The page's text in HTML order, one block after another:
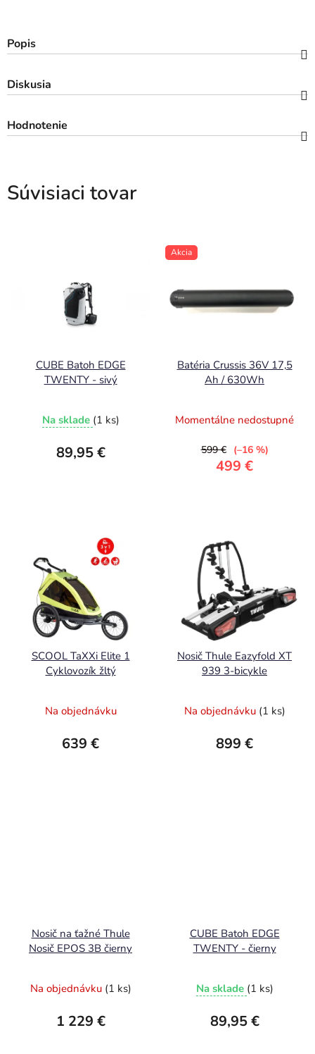
Popis
Diskusia
Hodnotenie
Súvisiaci tovar
CUBE Batoh EDGE
TWENTY - sivý
Na sklade (1 ks)
89,95 €
Akcia
Batéria Crussis 36V 17,5
Ah / 630Wh
Momentálne nedostupné
499 €
599 € (–16 %)
SCOOL TaXXi Elite 1
Cyklovozík žltý
Na objednávku
639 €
Nosič Thule Eazyfold XT
939 3-bicykle
Na objednávku (1 ks)
899 €
Nosič na ťažné Thule
Nosič EPOS 3B čierny
Na objednávku (1 ks)
1 229 €
CUBE Batoh EDGE
TWENTY - čierny
Na sklade (1 ks)
89,95 €